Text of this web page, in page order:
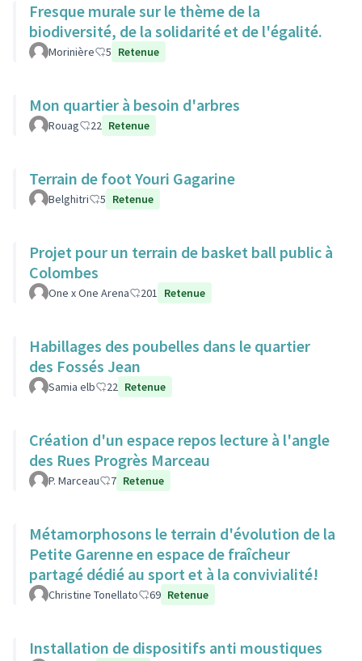
Fresque murale sur le thème de la
biodiversité, de la solidarité et de l'égalité.
Morinière 5 Retenue
Mon quartier à besoin d'arbres
Rouag 22 Retenue
Terrain de foot Youri Gagarine
Belghitri 5 Retenue
Projet pour un terrain de basket ball public à
Colombes
One x One Arena 201 Retenue
Habillages des poubelles dans le quartier
des Fossés Jean
Samia elb 22 Retenue
Création d'un espace repos lecture à l'angle
des Rues Progrès Marceau
P. Marceau 7 Retenue
Métamorphosons le terrain d'évolution de la
Petite Garenne en espace de fraîcheur
partagé dédié au sport et à la convivialité!
Christine Tonellato 69 Retenue
Installation de dispositifs anti moustiques